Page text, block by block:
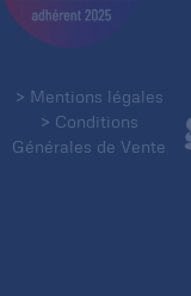
> Mentions légales
> Conditions
Générales de Vente